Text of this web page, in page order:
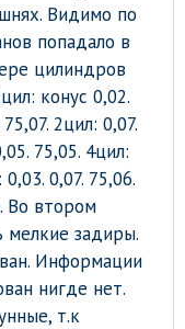
Видимо по
попадало в
цилиндров
конус 0,02.
2цил: 0,07.
75,05. 4цил:
0,07. 75,06.
Во втором
мелкие задиры.
Информации
нигде нет.
т.к